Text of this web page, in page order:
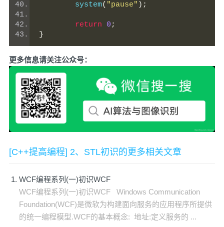
	system
( "pause" );
return 0 ;
}
更多信息请关注公众号：
[C++提高编程] 2、STL初识的更多相关文章
WCF编程系列(一)初识WCF
WCF编程系列(一)初识WCF Windows Communication
Foundation(WCF)是微软为构建面向服务的应用程序所提供
的统一编程模型.WCF的基本概念: 地址:定义服务的 ...